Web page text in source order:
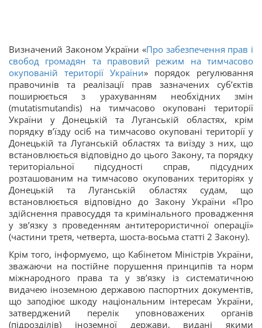
Визначений Законом України «Про забезпечення прав і
свобод громадян та правовий режим на тимчасово
окупованій території України» порядок регулювання
правочинів та реалізації прав зазначених суб’єктів
поширюється з урахуванням необхідних змін
(mutatismutandis) на тимчасово окуповані території
України у Донецькій та Луганській областях, крім
порядку в’їзду осіб на тимчасово окуповані території у
Донецькій та Луганській областях та виїзду з них, що
встановлюється відповідно до цього Закону, та порядку
територіальної підсудності справ, підсудних
розташованим на тимчасово окупованих територіях у
Донецькій та Луганській областях судам, що
встановлюється відповідно до Закону України «Про
здійснення правосуддя та кримінального провадження
у зв’язку з проведенням антитерористичної операції»
(частини третя, четверта, шоста-восьма статті 2 Закону).
Крім того, інформуємо, що Кабінетом Міністрів України,
зважаючи на постійне порушення принципів та норм
міжнародного права та у зв’язку із систематичною
видачею іноземною державою паспортних документів,
що заподіює шкоду національним інтересам України,
затверджений перелік уповноважених органів
(підрозділів) іноземної держави, видані якими